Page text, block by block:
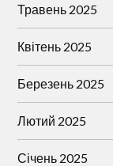
Травень 2025
Квітень 2025
Березень 2025
Лютий 2025
Січень 2025